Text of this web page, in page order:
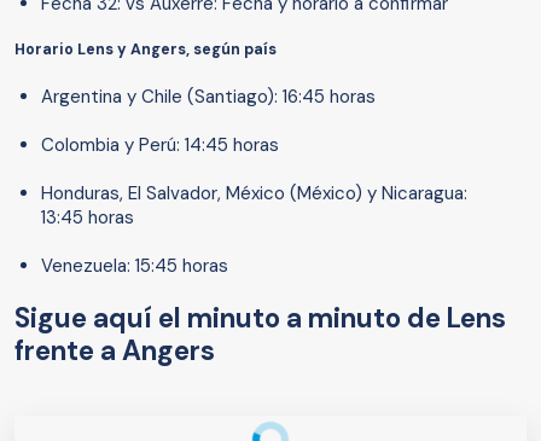
Horario Lens y Angers, según país
Argentina y Chile (Santiago): 16:45 horas
Colombia y Perú: 14:45 horas
Honduras, El Salvador, México (México) y Nicaragua:
13:45 horas
Venezuela: 15:45 horas
Sigue aquí el minuto a minuto de Lens
frente a Angers